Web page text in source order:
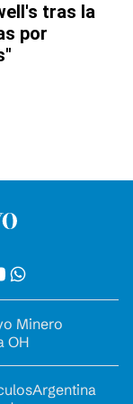
tras la
por
Minero
OH
Argentina